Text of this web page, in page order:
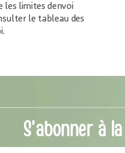
les limites denvoi
le tableau des
S'abonner à